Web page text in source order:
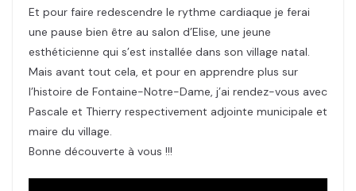
Et pour faire redescendre le rythme cardiaque je ferai
une pause bien être au salon d’Elise, une jeune
esthéticienne qui s’est installée dans son village natal.
Mais avant tout cela, et pour en apprendre plus sur
l’histoire de Fontaine-Notre-Dame, j’ai rendez-vous avec
Pascale et Thierry respectivement adjointe municipale et
maire du village.
Bonne découverte à vous !!!